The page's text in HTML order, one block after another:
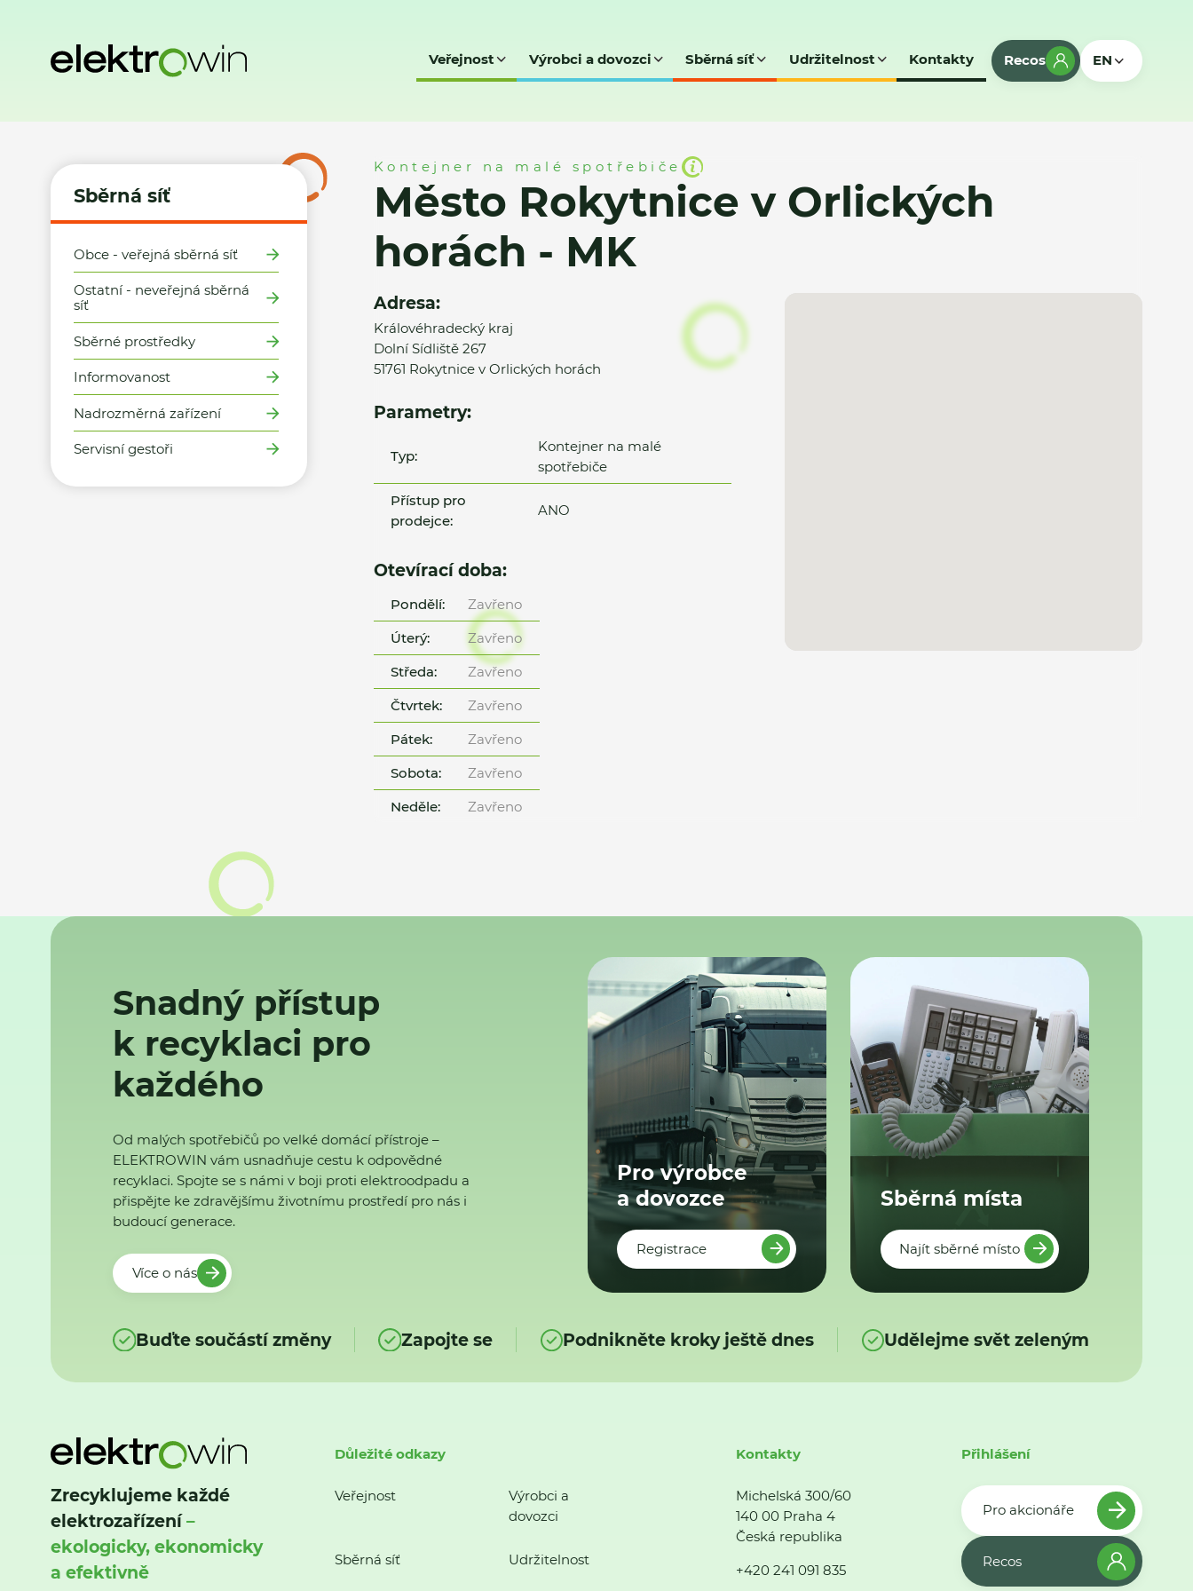
Veřejnost Výrobci a dovozci Sběrná síť Udržitelnost Kontakty Recos EN
Sběrná síť
Obce - veřejná sběrná síť
Ostatní - neveřejná sběrná
síť
Sběrné prostředky
Informovanost
Nadrozměrná zařízení
Servisní gestoři
Kontejner na malé spotřebiče
Město Rokytnice v Orlických
horách - MK
Adresa:
Královéhradecký kraj
Dolní Sídliště 267
51761 Rokytnice v Orlických horách
Parametry:
Typ:
Kontejner na malé
spotřebiče
Přístup pro
prodejce:
ANO
Otevírací doba:
Pondělí:
Zavřeno
Úterý:
Zavřeno
Středa:
Zavřeno
Čtvrtek:
Zavřeno
Pátek:
Zavřeno
Sobota:
Zavřeno
Neděle:
Zavřeno
Snadný přístup
k recyklaci pro
každého
Od malých spotřebičů po velké domácí přístroje –
ELEKTROWIN vám usnadňuje cestu k odpovědné
recyklaci. Spojte se s námi v boji proti elektroodpadu a
přispějte ke zdravějšímu životnímu prostředí pro nás i
budoucí generace.
Více o nás
Pro výrobce
a dovozce
Registrace
Sběrná místa
Najít sběrné místo
Buďte součástí změny Zapojte se Podnikněte kroky ještě dnes Udělejme svět zeleným
Zrecyklujeme každé
elektrozařízení–
ekologicky, ekonomicky
a efektivně
Důležité odkazy
Veřejnost
Výrobci a
dovozci
Sběrná síť Udržitelnost
Kontakty
Michelská 300/60
140 00 Praha 4
Česká republika
+420 241 091 835
Přihlášení
Pro akcionáře
Recos